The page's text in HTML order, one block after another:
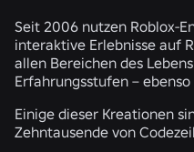
Seit 2006 nutzen Roblox-
interaktive Erlebnisse auf
allen Bereichen des
Erfahrungsstufen –
Einige dieser Kreationen
Zehntausende von